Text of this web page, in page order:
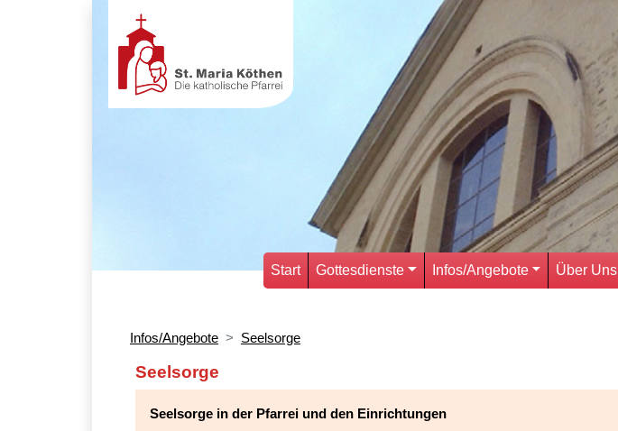
Start Gottesdienste Infos/Angebote Über Uns
Infos/Angebote Seelsorge
Seelsorge
Seelsorge in der Pfarrei und den Einrichtungen